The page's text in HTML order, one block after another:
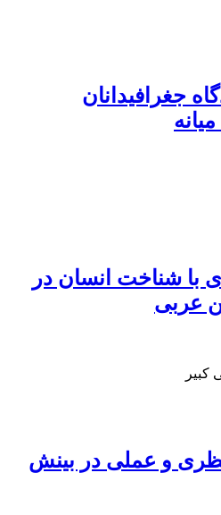
جغرافیدانان
با شناخت انسان در
عربی
کبیر
و عملی در بینش